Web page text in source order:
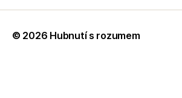
© 2026 Hubnutí s rozumem